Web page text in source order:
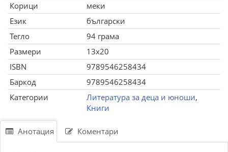
Корици
меки
Език
български
Тегло
94 грама
Размери
13x20
ISBN
9789546258434
Баркод
9789546258434
Категории
Литература за деца и юноши,
Книги
Анотация Коментари